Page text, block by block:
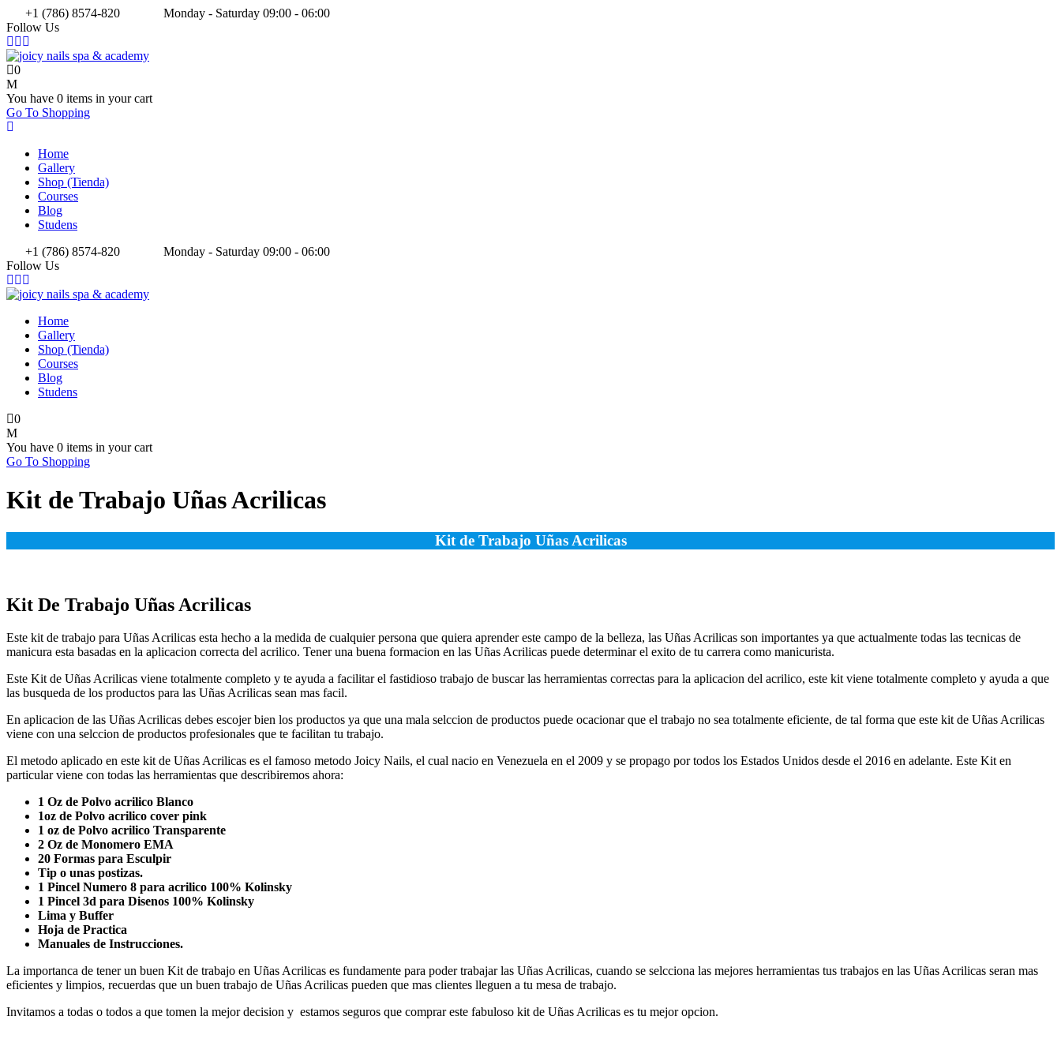
+1 (786) 8574-820
Monday - Saturday 09:00 - 06:00
Follow Us
0
You have 0 items in your cart
Go To Shopping
Home
Gallery
Shop (Tienda)
Courses
Blog
Studens
+1 (786) 8574-820
Monday - Saturday 09:00 - 06:00
Follow Us
Home
Gallery
Shop (Tienda)
Courses
Blog
Studens
0
You have 0 items in your cart
Go To Shopping
Kit de Trabajo Uñas Acrilicas
Kit de Trabajo Uñas Acrilicas
Kit De Trabajo Uñas Acrilicas
Este kit de trabajo para Uñas Acrilicas esta hecho a la medida de cualquier persona que quiera aprender este campo de la belleza, las Uñas Acrilicas son importantes ya que actualmente todas las tecnicas de
manicura esta basadas en la aplicacion correcta del acrilico. Tener una buena formacion en las Uñas Acrilicas puede determinar el exito de tu carrera como manicurista.
Este Kit de Uñas Acrilicas viene totalmente completo y te ayuda a facilitar el fastidioso trabajo de buscar las herramientas correctas para la aplicacion del acrilico, este kit viene totalmente completo y ayuda a que
las busqueda de los productos para las Uñas Acrilicas sean mas facil.
En aplicacion de las Uñas Acrilicas debes escojer bien los productos ya que una mala selccion de productos puede ocacionar que el trabajo no sea totalmente eficiente, de tal forma que este kit de Uñas Acrilicas
viene con una selccion de productos profesionales que te facilitan tu trabajo.
El metodo aplicado en este kit de Uñas Acrilicas es el famoso metodo Joicy Nails, el cual nacio en Venezuela en el 2009 y se propago por todos los Estados Unidos desde el 2016 en adelante. Este Kit en
particular viene con todas las herramientas que describiremos ahora:
1 Oz de Polvo acrilico Blanco
1oz de Polvo acrilico cover pink
1 oz de Polvo acrilico Transparente
2 Oz de Monomero EMA
20 Formas para Esculpir
Tip o unas postizas.
1 Pincel Numero 8 para acrilico 100% Kolinsky
1 Pincel 3d para Disenos 100% Kolinsky
Lima y Buffer
Hoja de Practica
Manuales de Instrucciones.
La importanca de tener un buen Kit de trabajo en Uñas Acrilicas es fundamente para poder trabajar las Uñas Acrilicas, cuando se selcciona las mejores herramientas tus trabajos en las Uñas Acrilicas seran mas
eficientes y limpios, recuerdas que un buen trabajo de Uñas Acrilicas pueden que mas clientes lleguen a tu mesa de trabajo.
Invitamos a todas o todos a que tomen la mejor decision y estamos seguros que comprar este fabuloso kit de Uñas Acrilicas es tu mejor opcion.